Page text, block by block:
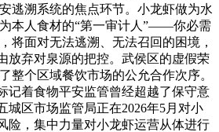
逃溯系统的焦点环节。小龙虾做为水
本人食材的“第一审计人”——你必需
将面对无法逃溯、无法召回的困境，
放弃对泉源的把控。武侯区的虚假荣
个区域餐饮市场的公允合作次序。
记着食物平安监管曾经超越了保守意
城区市场监管局正在2026年5月对小
险，集中力量对小龙虾运营从体进行